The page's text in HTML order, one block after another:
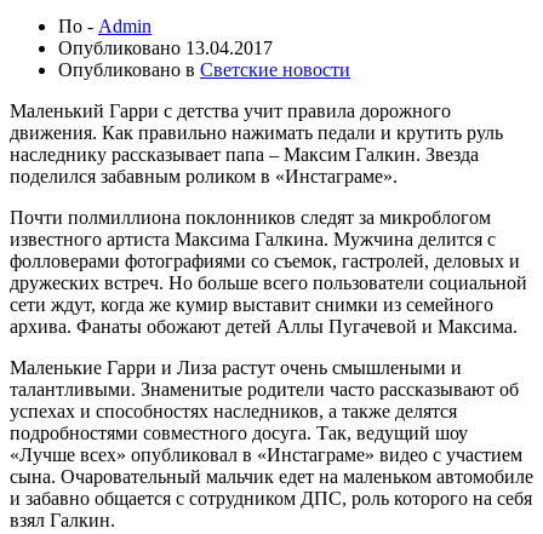
По - Admin
Опубликовано 13.04.2017
Опубликовано в Светские новости
Маленький Гарри с детства учит правила дорожного
движения. Как правильно нажимать педали и крутить руль
наследнику рассказывает папа – Максим Галкин. Звезда
поделился забавным роликом в «Инстаграме».
Почти полмиллиона поклонников следят за микроблогом
известного артиста Максима Галкина. Мужчина делится с
фолловерами фотографиями со съемок, гастролей, деловых и
дружеских встреч. Но больше всего пользователи социальной
сети ждут, когда же кумир выставит снимки из семейного
архива. Фанаты обожают детей Аллы Пугачевой и Максима.
Маленькие Гарри и Лиза растут очень смышлеными и
талантливыми. Знаменитые родители часто рассказывают об
успехах и способностях наследников, а также делятся
подробностями совместного досуга. Так, ведущий шоу
«Лучше всех» опубликовал в «Инстаграме» видео с участием
сына. Очаровательный мальчик едет на маленьком автомобиле
и забавно общается с сотрудником ДПС, роль которого на себя
взял Галкин.